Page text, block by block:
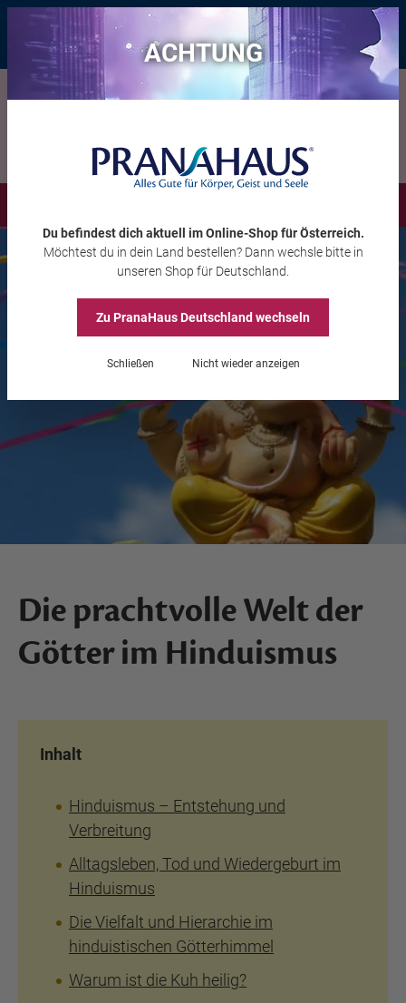
Bis zu 20 € Rabatt* mit dem Vorteils-Codeeintauchen , gültig bis
11.08.2026
Die prachtvolle Welt der
Götter im Hinduismus
Inhalt
Hinduismus – Entstehung und
Verbreitung
Alltagsleben, Tod und Wiedergeburt im
Hinduismus
Die Vielfalt und Hierarchie im
hinduistischen Götterhimmel
Warum ist die Kuh heilig?
ACHTUNG
Du befindest dich aktuell im Online-Shopfür Österreich.
Möchtest du in dein Land bestellen? Dann wechsle bitte in
unseren Shop für Deutschland
Zu PranaHausDeutschland wechseln
Schließen Nicht wieder anzeigen